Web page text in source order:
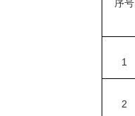
序号
1
2